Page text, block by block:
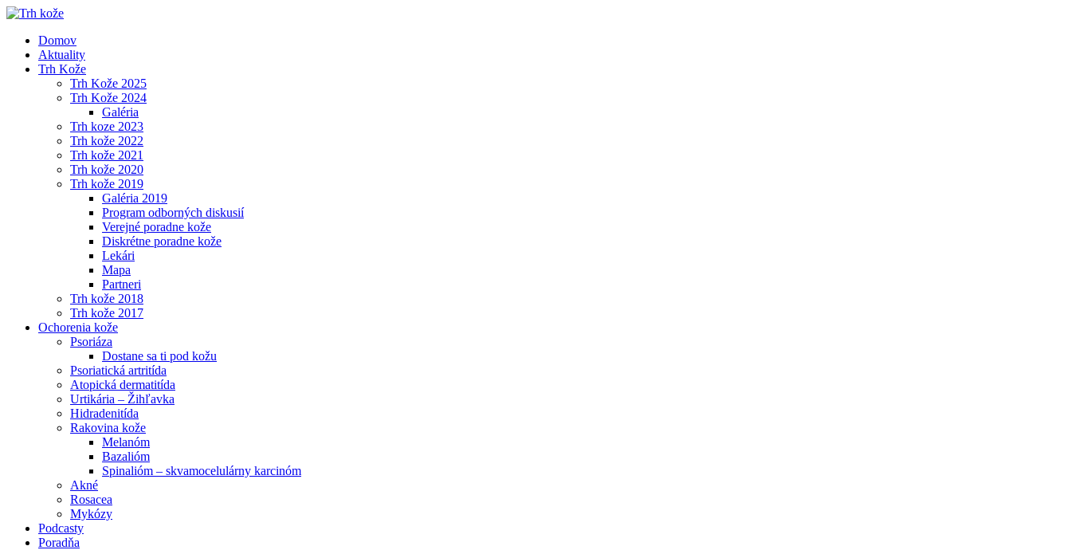
Domov
Aktuality
Trh Kože
Trh Kože 2025
Trh Kože 2024
Galéria
Trh koze 2023
Trh kože 2022
Trh kože 2021
Trh kože 2020
Trh kože 2019
Galéria 2019
Program odborných diskusií
Verejné poradne kože
Diskrétne poradne kože
Lekári
Mapa
Partneri
Trh kože 2018
Trh kože 2017
Ochorenia kože
Psoriáza
Dostane sa ti pod kožu
Psoriatická artritída
Atopická dermatitída
Urtikária – Žihľavka
Hidradenitída
Rakovina kože
Melanóm
Bazalióm
Spinalióm – skvamocelulárny karcinóm
Akné
Rosacea
Mykózy
Podcasty
Poradňa